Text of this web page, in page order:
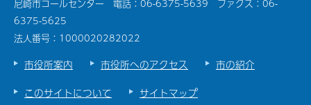
尼崎市コールセンター 電話：06-6375-5639 ファクス：06-
6375-5625
法人番号：1000020282022
市役所案内 市役所へのアクセス
市の紹介
このサイトについて
サイトマップ